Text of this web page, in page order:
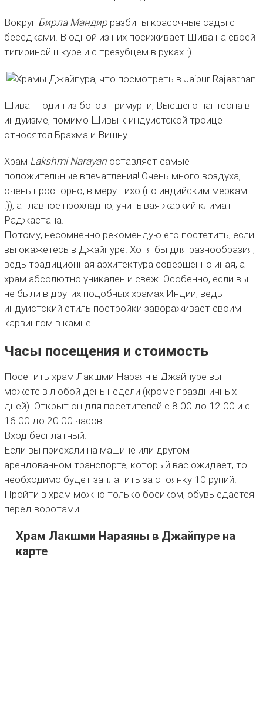
Вокруг Бирла Мандирразбиты красочные сады с
беседками. В одной из них посиживает Шива на своей
тигириной шкуре и с трезубцем в руках :)
Шива — один из богов Тримурти, Высшего пантеона в
индуизме, помимо Шивы к индуистской троице
относятся Брахма и Вишну.
Храм Lakshmi Narayanоставляет самые
положительные впечатления! Очень много воздуха,
очень просторно, в меру тихо (по индийским меркам
:)), а главное прохладно, учитывая жаркий климат
Раджастана.
Потому, несомненно рекомендую его постетить, если
вы окажетесь в Джайпуре. Хотя бы для разнообразия,
ведь традиционная архитектура совершенно иная, а
храм абсолютно уникален и свеж. Особенно, если вы
не были в других подобных храмах Индии, ведь
индуистский стиль постройки завораживает своим
карвингом в камне.
Часы посещения и стоимость
Посетить храм Лакшми Нараян в Джайпуре вы
можете в любой день недели (кроме праздничных
дней). Открыт он для посетителей с 8.00 до 12.00 и с
16.00 до 20.00 часов.
Вход бесплатный.
Если вы приехали на машине или другом
арендованном транспорте, который вас ожидает, то
необходимо будет заплатить за стоянку 10 рупий.
Пройти в храм можно только босиком, обувь сдается
перед воротами.
Храм Лакшми Нараяны в Джайпуре на
карте